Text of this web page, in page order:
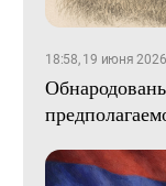
18:58, 19 июня 2026